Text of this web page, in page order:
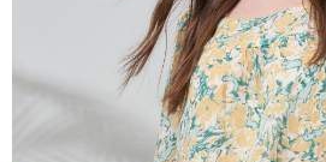
1.本服務係由「台灣大哥大股份有限公司」（
用戶於交易時，得透過本服務購買商品或服務
買賣價金債權讓與本公司後，依約使用本公司
2.基於同意付款使用「大哥付你分期」之契約
資料（包含姓名、電話或地址）提供予台灣大
由本公司與您本人進行分期帳單所需資料之確
3.完整用戶服務條款，請詳閱以下連結：
ATM／網路銀行／等多元方式進行付款，方視
※ 請注意：結帳手續完成當下不需立刻繳費，
購買商品的店家。未經商家同意取消之訂單仍
後付繳納相關費用。
※ 交易是否成功請以「AFTEE先享後付 」之
是否繳費成功／繳費後需取消欲退款等相關疑
https://
每筆NT$120，滿NT$2,000(含以上)免運